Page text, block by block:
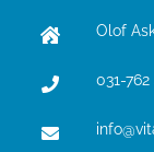
Olof
031-762